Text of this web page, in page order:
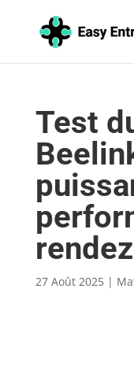
Test
27 Août 2025|